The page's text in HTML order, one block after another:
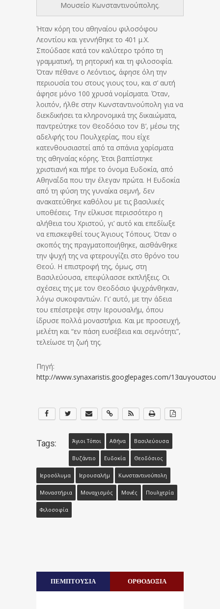
Μουσείο Κωνσταντινούπολης.
Ήταν κόρη του αθηναίου φιλοσόφου
Λεοντίου και γεννήθηκε το 401 μ.Χ.
Σπούδασε κατά τον καλύτερο τρόπο τη
γραμματική, τη ρητορική και τη φιλοσοφία.
Όταν πέθανε ο Λεόντιος, άφησε όλη την
περιουσία του στους γιους του, και σ’ αυτή
άφησε μόνο 100 χρυσά νομίσματα. Όταν,
λοιπόν, ήλθε στην Κωνσταντινούπολη για να
διεκδικήσει τα κληρονομικά της δικαιώματα,
παντρεύτηκε τον Θεοδόσιο τον Β’, μέσω της
αδελφής του Πουλχερίας, που είχε
κατενθουσιαστεί από τα σπάνια χαρίσματα
της αθηναίας κόρης. Έτσι βαπτίστηκε
χριστιανή και πήρε το όνομα Ευδοκία, από
Αθηναΐδα που την έλεγαν πρώτα. Η Ευδοκία
από τη φύση της γυναίκα σεμνή, δεν
ανακατεύθηκε καθόλου με τις βασιλικές
υποθέσεις. Την είλκυσε περισσότερο η
αλήθεια του Χριστού, γι’ αυτό και επεδίωξε
να επισκεφθεί τους Άγιους Τόπους. Όταν ο
σκοπός της πραγματοποιήθηκε, αισθάνθηκε
την ψυχή της να φτερουγίζει στο θρόνο του
Θεού. Η επιστροφή της, όμως, στη
Βασιλεύουσα, επεφύλασσε εκπλήξεις. Οι
σχέσεις της με τον Θεοδόσιο ψυχράνθηκαν,
λόγω συκοφαντιών. Γι’ αυτό, με την άδεια
του επέστρεψε στην Ιερουσαλήμ, όπου
ίδρυσε πολλά μοναστήρια. Και με προσευχή,
μελέτη και “εν πάση ευσέβεια και σεμνότητι”,
τελείωσε τη ζωή της.
Πηγή:
http://www.synaxaristis.googlepages.com/13αυγουστου
Tags: Άγιοι Τόποι Αθήνα Βασιλεύουσα
Βυζάντιο Ευδοκία Θεοδόσιος
Ιεροσόλυμα Ιερουσαλήμ Κωνσταντινούπολη
Μοναστήρια Μοναχισμός Μονές Πουλχερία
Φιλοσοφία
ΠΕΜΠΤΟΥΣΙΑ ΟΡΘΟΔΟΞΙΑ